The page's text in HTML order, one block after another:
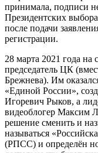
принимала, подписи
Президентских
после подачи
регистрации.
28 марта 2021 года
председатель ЦК
Брежнева). Им
«Единой России»,
Игоревич Рыков, а
видеоблогер Максим
решение сменить и
называться
(РПСС) и определён